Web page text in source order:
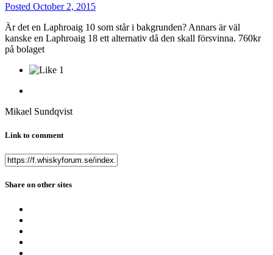
Posted October 2, 2015
Är det en Laphroaig 10 som står i bakgrunden? Annars är väl
kanske en Laphroaig 18 ett alternativ då den skall försvinna. 760kr
på bolaget
1
Mikael Sundqvist
Link to comment
Share on other sites